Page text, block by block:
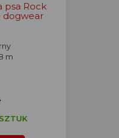
psa Rock
dogwear
m